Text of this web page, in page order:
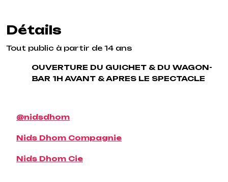
Détails
Tout public à partir de 14 ans
OUVERTURE DU GUICHET & DU WAGON-
BAR 1H AVANT & APRES LE SPECTACLE
@nidsdhom
Nids Dhom Compagnie
Nids Dhom Cie